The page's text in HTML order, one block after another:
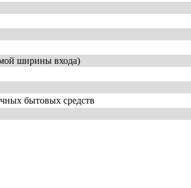
ширины входа)
бытовых средств